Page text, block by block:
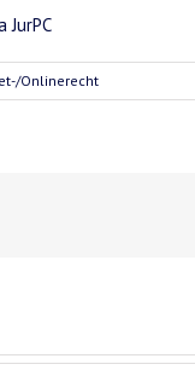
JurPC
Onlinerecht